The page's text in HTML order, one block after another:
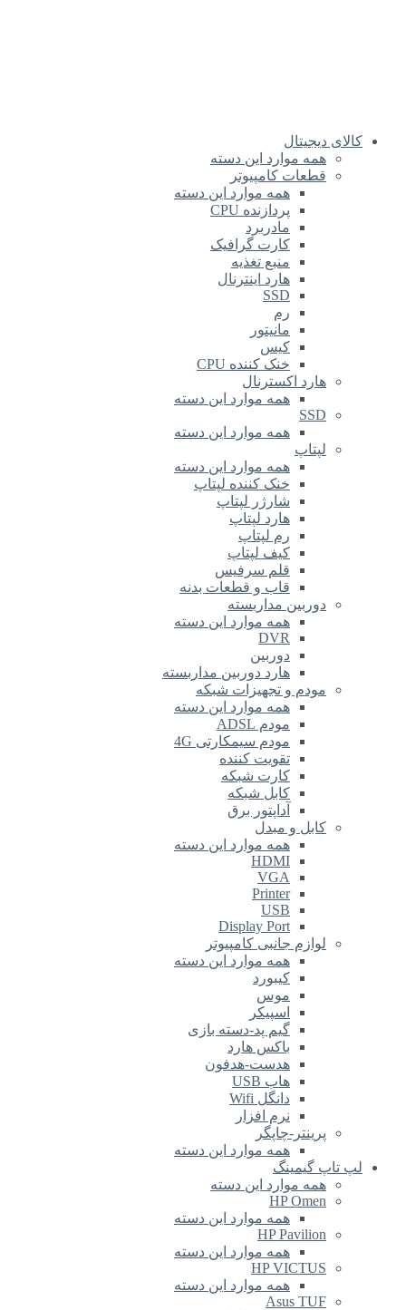
کالای دیجیتال
همه موارد این دسته
قطعات کامپیوتر
همه موارد این دسته
پردازنده CPU
مادربرد
کارت گرافیک
منبع تغذیه
هارد اینترنال
SSD
رم
مانیتور
کیس
خنک کننده CPU
هارد اکسترنال
همه موارد این دسته
SSD
همه موارد این دسته
لپتاپ
همه موارد این دسته
خنک کننده لپتاپ
شارژر لپتاپ
هارد لپتاپ
رم لپتاپ
کیف لپتاپ
قلم سرفیس
قاب و قطعات بدنه
دوربین مداربسته
همه موارد این دسته
DVR
دوربین
هارد دوربین مداربسته
مودم و تجهیزات شبکه
همه موارد این دسته
مودم ADSL
مودم سیمکارتی 4G
تقویت کننده
کارت شبکه
کابل شبکه
آداپتور برق
کابل و مبدل
همه موارد این دسته
HDMI
VGA
Printer
USB
Display Port
لوازم جانبی کامپیوتر
همه موارد این دسته
کیبورد
موس
اسپیکر
گیم پد-دسته بازی
باکس هارد
هدست-هدفون
هاب USB
دانگل Wifi
نرم افزار
پرینتر-چاپگر
همه موارد این دسته
لپ تاپ گیمینگ
همه موارد این دسته
HP Omen
همه موارد این دسته
HP Pavilion
همه موارد این دسته
HP VICTUS
همه موارد این دسته
Asus TUF